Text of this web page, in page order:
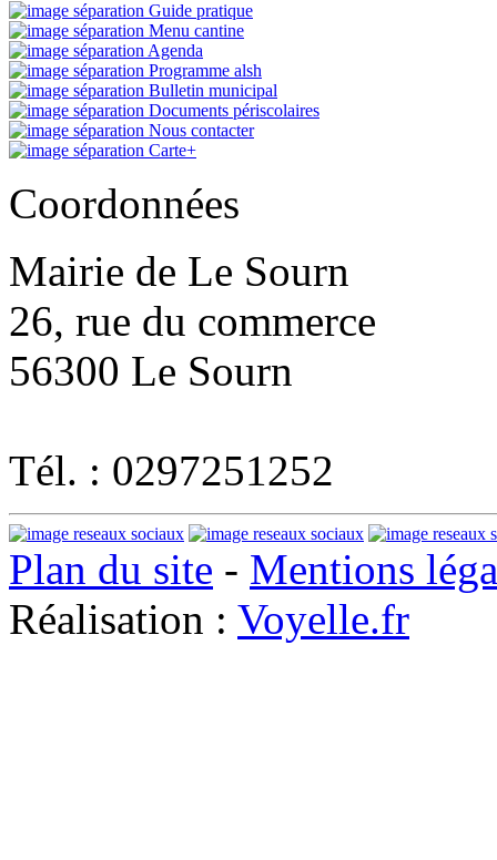
Guide pratique
Menu cantine
Agenda
Programme alsh
Bulletin municipal
Documents périscolaires
Nous contacter
Carte+
Coordonnées
Mairie de Le Sourn
26, rue du commerce
56300 Le Sourn
Tél. : 0297251252
Plan du site - Mentions
Réalisation : Voyelle.fr